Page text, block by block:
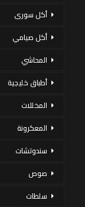
أكل سورى
أكل صيامي
المحاشي
أطباق خليجية
المخللات
المعكرونة
سندوتشات
صوص
سلطات